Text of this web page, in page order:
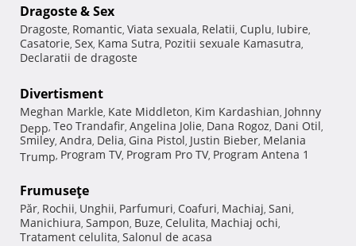
Dragoste & Sex
Dragoste, Romantic, Viata sexuala, Relatii, Cuplu, Iubire,
Casatorie, Sex, Kama Sutra, Pozitii sexuale Kamasutra,
Declaratii de dragoste
Divertisment
Meghan Markle, Kate Middleton, Kim Kardashian, Johnny
Depp, Teo Trandafir, Angelina Jolie, Dana Rogoz, Dani Otil,
Smiley, Andra, Delia, Gina Pistol, Justin Bieber, Melania
Trump, Program TV, Program Pro TV, Program Antena 1
Frumuseţe
Păr, Rochii, Unghii, Parfumuri, Coafuri, Machiaj, Sani,
Manichiura, Sampon, Buze, Celulita, Machiaj ochi,
Tratament celulita, Salonul de acasa